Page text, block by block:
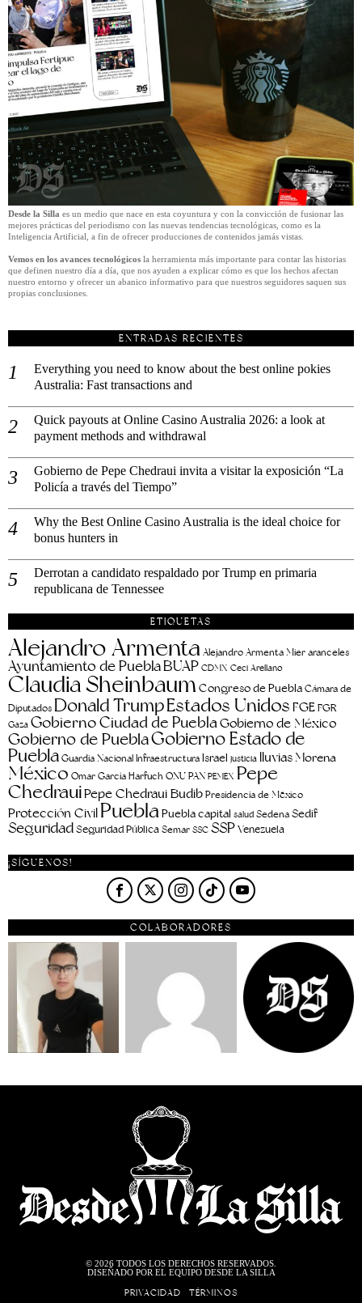
Desde la Silla es un medio que nace en esta coyuntura y con la convicción de fusionar las
mejores prácticas del periodismo con las nuevas tendencias tecnológicas, como es la
Inteligencia Artificial, a fin de ofrecer producciones de contenidos jamás vistas.
Vemos en los avances tecnológicos la herramienta más importante para contar las historias
que definen nuestro día a día, que nos ayuden a explicar cómo es que los hechos afectan
nuestro entorno y ofrecer un abanico informativo para que nuestros seguidores saquen sus
propias conclusiones.
ENTRADAS RECIENTES
Everything you need to know about the best online pokies
Australia: Fast transactions and
Quick payouts at Online Casino Australia 2026: a look at
payment methods and withdrawal
Gobierno de Pepe Chedraui invita a visitar la exposición “La
Policía a través del Tiempo”
Why the Best Online Casino Australia is the ideal choice for
bonus hunters in
Derrotan a candidato respaldado por Trump en primaria
republicana de Tennessee
ETIQUETAS
Alejandro Armenta Alejandro Armenta Mier aranceles
Ayuntamiento de PueblaBUAP CDMX Ceci Arellano
Claudia SheinbaumCongreso de Puebla Cámara de
Diputados Donald TrumpEstados Unidos FGEFGR
Gaza Gobierno Ciudad de Puebla Gobierno de México
Gobierno de PueblaGobierno Estado de
PueblaGuardia Nacional Infraestructura Israel justicia lluvias Morena
México Omar García Harfuch ONU PAN PEMEX Pepe
ChedrauiPepe Chedraui BudibPresidencia de México
Protección Civil PueblaPuebla capital salud Sedena Sedif
SeguridadSeguridad Pública Semar SSC SSPVenezuela
¡SÍGUENOS!
COLABORADORES
© 2026 TODOS LOS DERECHOS RESERVADOS.
DISEÑADO POR EL EQUIPO DESDE LA SILLA
PRIVACIDAD TÉRMINOS